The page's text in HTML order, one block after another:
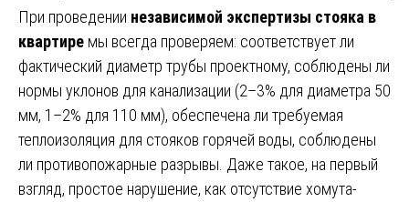
При проведении независимой экспертизы стояка в
квартире мы всегда проверяем: соответствует ли
фактический диаметр трубы проектному, соблюдены ли
нормы уклонов для канализации (2–3% для диаметра 50
мм, 1–2% для 110 мм), обеспечена ли требуемая
теплоизоляция для стояков горячей воды, соблюдены
ли противопожарные разрывы. Даже такое, на первый
взгляд, простое нарушение, как отсутствие хомута-